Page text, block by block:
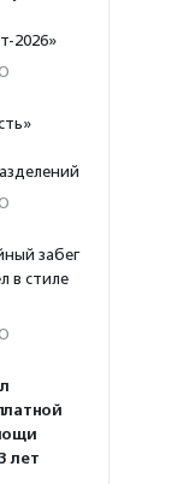
2026»
забег
в стиле
лет